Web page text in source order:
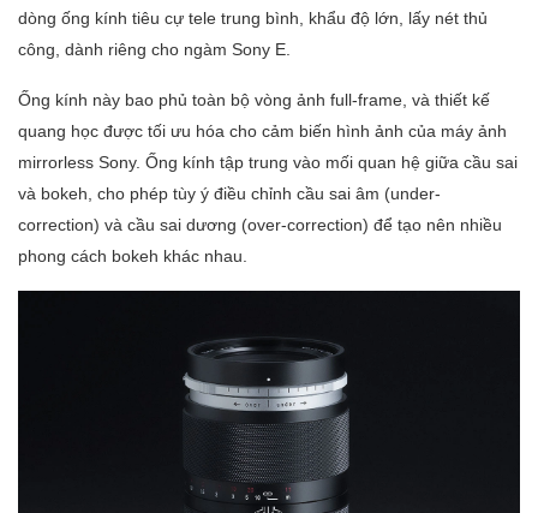
dòng ống kính tiêu cự tele trung bình, khẩu độ lớn, lấy nét thủ
công, dành riêng cho ngàm Sony E.
Ống kính này bao phủ toàn bộ vòng ảnh full-frame, và thiết kế
quang học được tối ưu hóa cho cảm biến hình ảnh của máy ảnh
mirrorless Sony. Ống kính tập trung vào mối quan hệ giữa cầu sai
và bokeh, cho phép tùy ý điều chỉnh cầu sai âm (under-
correction) và cầu sai dương (over-correction) để tạo nên nhiều
phong cách bokeh khác nhau.